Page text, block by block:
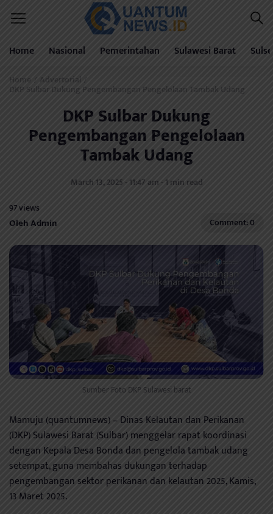
Home Nasional Pemerintahan Sulawesi Barat
Home / Advertorial /
DKP Sulbar Dukung Pengembangan Pengelolaan Tambak Udang
DKP Sulbar Dukung
Pengembangan Pengelolaan
Tambak Udang
March 13, 2025 - 11:47 am - 1 min read
97 views
Oleh Admin Comment: 0
Sumber Foto DKP Sulawesi barat
Mamuju (quantumnews) – Dinas Kelautan dan Perikanan
(DKP) Sulawesi Barat (Sulbar) menggelar rapat koordinasi
dengan Kepala Desa Bonda dan pengelola tambak udang
setempat, guna membahas dukungan terhadap
pengembangan sektor perikanan dan kelautan 2025, Kamis,
13 Maret 2025.